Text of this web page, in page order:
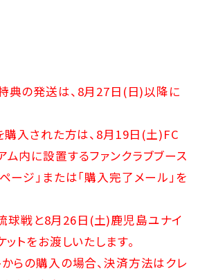
典の発送は、8月27日(日)以降に
購入された方は、8月19日(土)FC
内に設置するファンクラブブース
ージ」または「購入完了メール」を
球戦と8月26日(土)鹿児島ユナイ
トをお渡しいたします。
らの購入の場合、決済方法はクレ